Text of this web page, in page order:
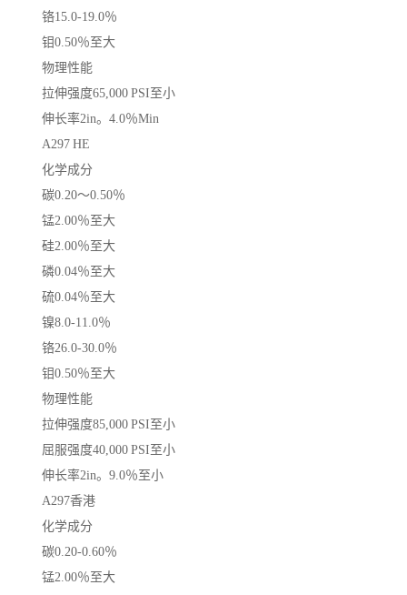
铬15.0-19.0％
钼0.50％至大
物理性能
拉伸强度65,000 PSI至小
伸长率2in。4.0％Min
A297 HE
化学成分
碳0.20〜0.50％
锰2.00％至大
硅2.00％至大
磷0.04％至大
硫0.04％至大
镍8.0-11.0％
铬26.0-30.0％
钼0.50％至大
物理性能
拉伸强度85,000 PSI至小
屈服强度40,000 PSI至小
伸长率2in。9.0％至小
A297香港
化学成分
碳0.20-0.60％
锰2.00％至大